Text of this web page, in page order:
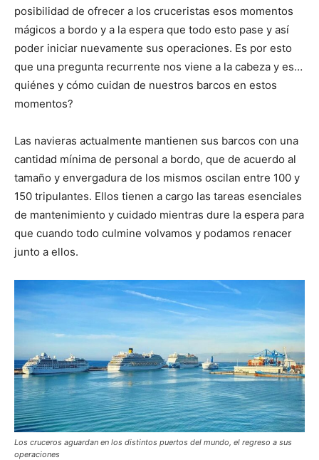
posibilidad de ofrecer a los cruceristas esos momentos
mágicos a bordo y a la espera que todo esto pase y así
poder iniciar nuevamente sus operaciones. Es por esto
que una pregunta recurrente nos viene a la cabeza y es…
quiénes y cómo cuidan de nuestros barcos en estos
momentos?
Las navieras actualmente mantienen sus barcos con una
cantidad mínima de personal a bordo, que de acuerdo al
tamaño y envergadura de los mismos oscilan entre 100 y
150 tripulantes. Ellos tienen a cargo las tareas esenciales
de mantenimiento y cuidado mientras dure la espera para
que cuando todo culmine volvamos y podamos renacer
junto a ellos.
Los cruceros aguardan en los distintos puertos del mundo, el regreso a sus
operaciones